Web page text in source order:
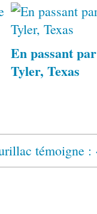
En passant par
Tyler, Texas